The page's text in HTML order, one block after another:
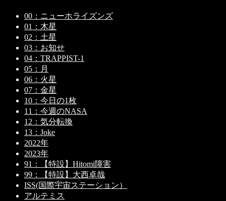
00：ニューホライズンズ
01：木星
02：土星
03：お知せ
04：TRAPPIST-1
05：月
06：火星
07：金星
10：今日の1枚
11：今週のNASA
12：気分転換
13：Joke
2022年
2023年
91：【特設】Hitomi障害
99：【特設】大西卓哉
ISS(国際宇宙ステーション）
アルテミス